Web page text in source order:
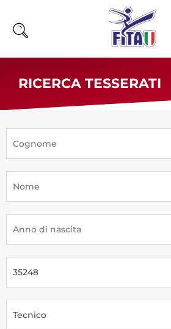
News
Olimpiadi
Atleti Poomsae e Freestyle
Tesseramento
Licenze WT
RICERCA TESSERATI
Tecnico